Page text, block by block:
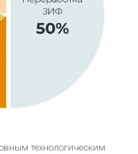
технологическим